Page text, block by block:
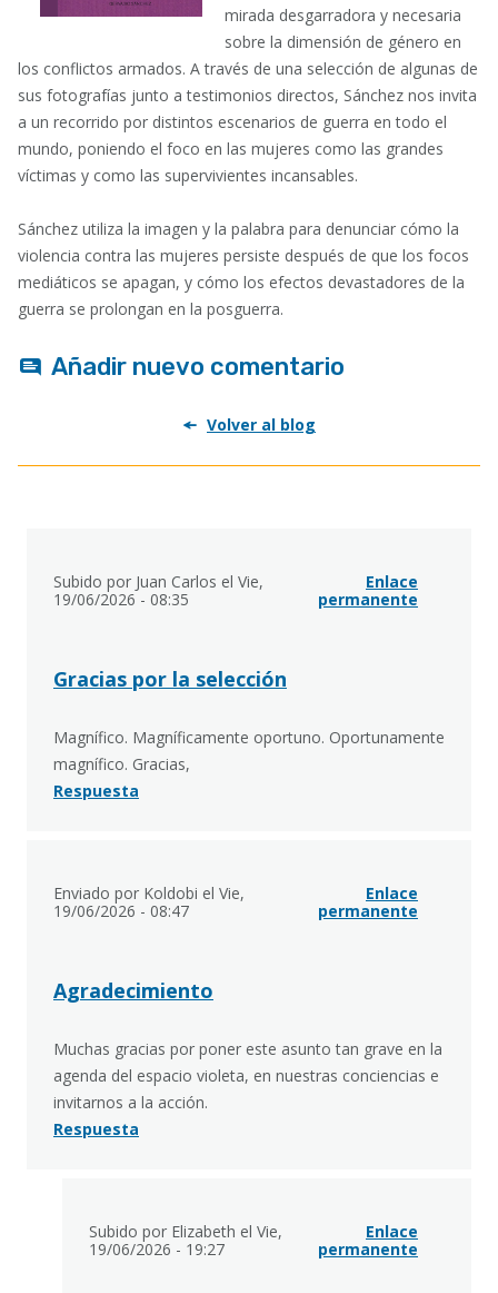
mirada desgarradora y necesaria
sobre la dimensión de género en
los conflictos armados. A través de una selección de algunas de
sus fotografías junto a testimonios directos, Sánchez nos invita
a un recorrido por distintos escenarios de guerra en todo el
mundo, poniendo el foco en las mujeres como las grandes
víctimas y como las supervivientes incansables.
Sánchez utiliza la imagen y la palabra para denunciar cómo la
violencia contra las mujeres persiste después de que los focos
mediáticos se apagan, y cómo los efectos devastadores de la
guerra se prolongan en la posguerra.
Añadir nuevo comentario
Volver al blog
Subido por Juan Carlos el Vie,
19/06/2026 - 08:35
Enlace
permanente
Gracias por la selección
Magnífico. Magníficamente oportuno. Oportunamente
magnífico. Gracias,
Respuesta
Enviado por Koldobi el Vie,
19/06/2026 - 08:47
Enlace
permanente
Agradecimiento
Muchas gracias por poner este asunto tan grave en la
agenda del espacio violeta, en nuestras conciencias e
invitarnos a la acción.
Respuesta
Subido por Elizabeth el Vie,
19/06/2026 - 19:27
En
respuesta
Enlace
permanente